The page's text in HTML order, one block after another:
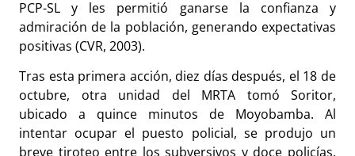
PCP-SL y les permitió ganarse la confianza y
admiración de la población, generando expectativas
positivas (CVR, 2003).
Tras esta primera acción, diez días después, el 18 de
octubre, otra unidad del MRTA tomó Soritor,
ubicado a quince minutos de Moyobamba. Al
intentar ocupar el puesto policial, se produjo un
breve tiroteo entre los subversivos y doce policías,